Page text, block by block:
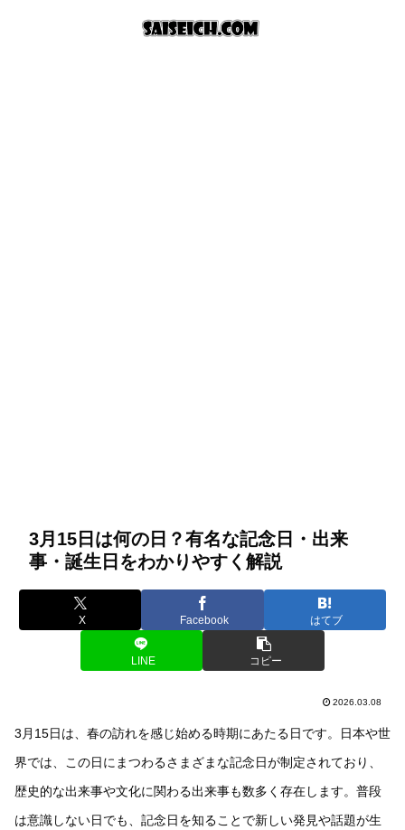
3月15日は何の日？有名な記念日・出来
事・誕生日をわかりやすく解説
X Facebook はてブ
LINE コピー
2026.03.08
3月15日は、春の訪れを感じ始める時期にあたる日です。日本や世
界では、この日にまつわるさまざまな記念日が制定されており、
歴史的な出来事や文化に関わる出来事も数多く存在します。普段
は意識しない日でも、記念日を知ることで新しい発見や話題が生